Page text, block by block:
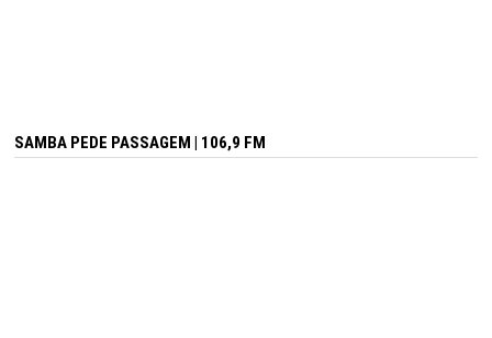
SAMBA PEDE PASSAGEM | 106,9 FM